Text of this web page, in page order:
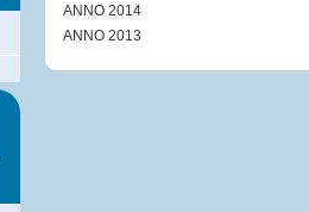
ANNO 2014
ANNO 2013